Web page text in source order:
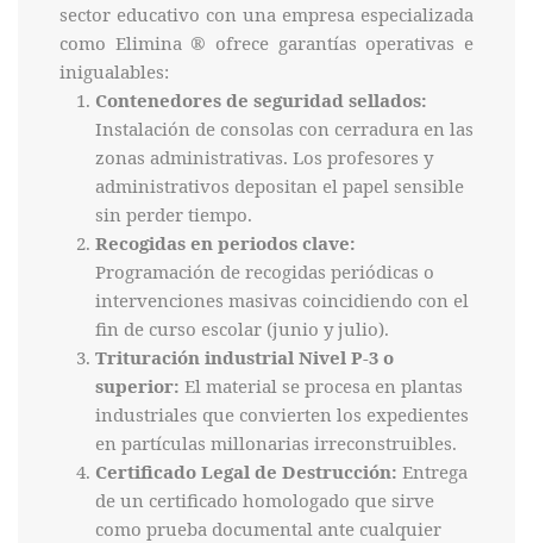
sector educativo con una empresa especializada
como Elimina ® ofrece garantías operativas e
inigualables:
Contenedores de seguridad sellados:
Instalación de consolas con cerradura en las
zonas administrativas. Los profesores y
administrativos depositan el papel sensible
sin perder tiempo.
Recogidas en periodos clave:
Programación de recogidas periódicas o
intervenciones masivas coincidiendo con el
fin de curso escolar (junio y julio).
Trituración industrial Nivel P-3 o
superior: El material se procesa en plantas
industriales que convierten los expedientes
en partículas millonarias irreconstruibles.
Certificado Legal de Destrucción: Entrega
de un certificado homologado que sirve
como prueba documental ante cualquier